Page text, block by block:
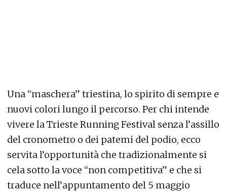
Una “maschera” triestina, lo spirito di sempre e
nuovi colori lungo il percorso. Per chi intende
vivere la Trieste Running Festival senza l’assillo
del cronometro o dei patemi del podio, ecco
servita l’opportunità che tradizionalmente si
cela sotto la voce “non competitiva” e che si
traduce nell’appuntamento del 5 maggio